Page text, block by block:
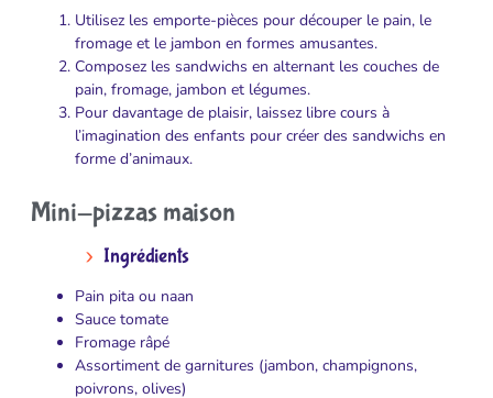
Utilisez les emporte-pièces pour découper le pain, le
fromage et le jambon en formes amusantes.
Composez les sandwichs en alternant les couches de
pain, fromage, jambon et légumes.
Pour davantage de plaisir, laissez libre cours à
l’imagination des enfants pour créer des sandwichs en
forme d’animaux.
Mini-pizzas maison
Ingrédients
Pain pita ou naan
Sauce tomate
Fromage râpé
Assortiment de garnitures (jambon, champignons,
poivrons, olives)